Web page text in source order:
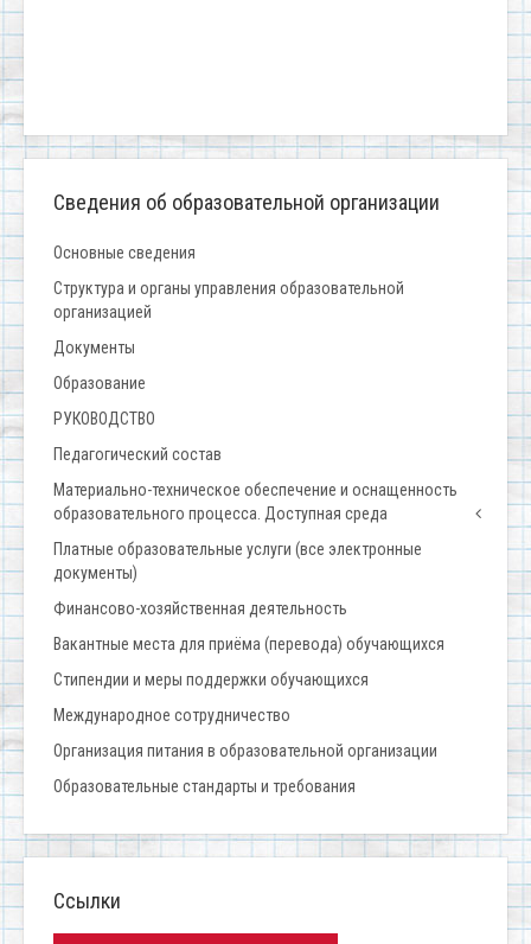
Сведения об образовательной организации
Основные сведения
Структура и органы управления образовательной
организацией
Документы
Образование
РУКОВОДСТВО
Педагогический состав
Материально-техническое обеспечение и оснащенность
образовательного процесса. Доступная среда
Платные образовательные услуги (все электронные
документы)
Финансово-хозяйственная деятельность
Вакантные места для приёма (перевода) обучающихся
Стипендии и меры поддержки обучающихся
Международное сотрудничество
Организация питания в образовательной организации
Образовательные стандарты и требования
Ссылки